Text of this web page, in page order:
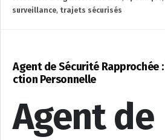
surveillance, trajets sécurisés
Agent de Sécurité Rapprochée
ction Personnelle
Agent de